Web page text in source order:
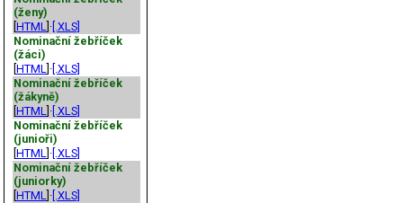
(ženy)
HTML ]· [.XLS]
Nominační žebříček
(žáci)
HTML ]· [.XLS]
Nominační žebříček
(žákyně)
HTML ]· [.XLS]
Nominační žebříček
(junioři)
HTML ]· [.XLS]
Nominační žebříček
(juniorky)
HTML ]· [.XLS]